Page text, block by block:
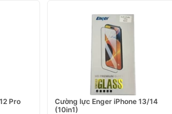
Pro
Cường lực Enger iPhone 13/14
(10in1)